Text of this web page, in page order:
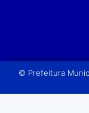
© Prefeitura